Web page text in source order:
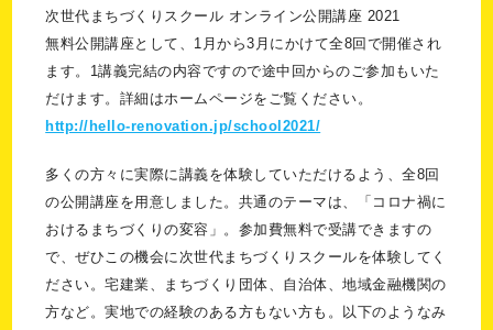
次世代まちづくりスクール オンライン公開講座 2021
無料公開講座として、1月から3月にかけて全8回で開催され
ます。1講義完結の内容ですので途中回からのご参加もいた
だけます。詳細はホームページをご覧ください。
http://hello-renovation.jp/school2021/
多くの方々に実際に講義を体験していただけるよう、全8回
の公開講座を用意しました。共通のテーマは、「コロナ禍に
おけるまちづくりの変容」。参加費無料で受講できますの
で、ぜひこの機会に次世代まちづくりスクールを体験してく
ださい。宅建業、まちづくり団体、自治体、地域金融機関の
方など。実地での経験のある方もない方も。以下のようなみ